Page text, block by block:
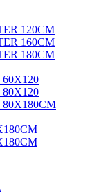
120CM
160CM
180CM